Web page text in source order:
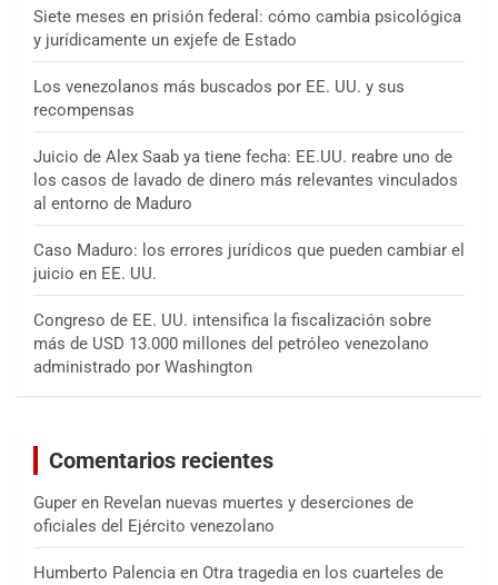
Siete meses en prisión federal: cómo cambia psicológica
y jurídicamente un exjefe de Estado
Los venezolanos más buscados por EE. UU. y sus
recompensas
Juicio de Alex Saab ya tiene fecha: EE.UU. reabre uno de
los casos de lavado de dinero más relevantes vinculados
al entorno de Maduro
Caso Maduro: los errores jurídicos que pueden cambiar el
juicio en EE. UU.
Congreso de EE. UU. intensifica la fiscalización sobre
más de USD 13.000 millones del petróleo venezolano
administrado por Washington
Comentarios recientes
Guper en Revelan nuevas muertes y deserciones de
oficiales del Ejército venezolano
Humberto Palencia en Otra tragedia en los cuarteles de